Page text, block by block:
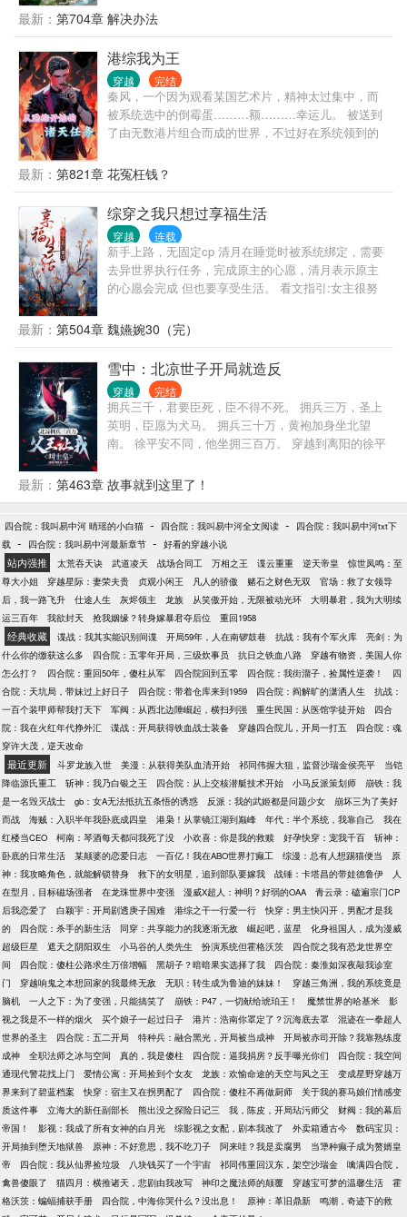
最新： 第704章 解决办法
港综我为王
穿越 完结
秦风，一个因为观看某国艺术片，精神太过集中，而
被系统选中的倒霉蛋………额………幸运儿。 被送到
了由无数港片组合而成的世界，不过好在系统领到的
了完成系统任务，他主动成为马军（杀破狼男主角）
的线人，他靠着脑海里残存的剧情记忆，他征服一个
个挡在前方的敌人，终于站在了港岛之巅。 港岛乱不
乱，疯哥说的算。
最新： 第821章 花冤枉钱？
综穿之我只想过享福生活
穿越 连载
新手上路，无固定cp 清月在睡觉时被系统绑定，需要
去异世界执行任务，完成原主的心愿，清月表示原主
的心愿会完成 但也要享受生活。 看文指引:女主很努
是好人。 世界一:陈婉茵（已完结） 世界二:关雎尔
（cp原创男主）（已完结） 世界三:知否白氏（已完
结） 世界四:富察仪欣（正在更新中）
最新： 第504章 魏嬿婉30（完）
雪中：北凉世子开局就造反
穿越 完结
拥兵三千，君要臣死，臣不得不死。 拥兵三万，圣上
英明，臣愿为犬马。 拥兵三十万，黄袍加身坐北望
南。 徐平安不同，他坐拥三百万。 穿越到离阳的徐平
显着，镇守北凉，压得北莽大军不敢南下，但离阳赵
家天子猜忌和掣肘北凉，就连北凉粮草都要克扣，甚
自己母亲。 杀母之仇，不共戴天！ 此仇不报，人神共
戮！ 恰逢此时，系统降临，开局奖励三百万大军。 坐
拥三百万，徐平安决定反了。 本来就是我老子打下的
江山，赵家天子算个屁。
最新： 第463章 故事就到这里了！
四合院：我叫易中河 晴瑶的小白猫 - 四合院：我叫易中河全文阅读 -
四合院：我叫易中河txt下
载 - 四合院：我叫易中河最新章节 - 好看的穿越小说
站内强推 太荒吞天诀 武道凌天 战场合同工 万相之王 谍云重重 逆天帝皇
惊世凤鸣：至
尊大小姐
穿越星际：妻荣夫贵 贞观小闲王 凡人的骄傲 赌石之财色无双
官场：救了女领导
后，我一路飞升
仕途人生 灰烬领主 龙族 从笑傲开始，无限被动光环
大明暴君，我为大明续
运三百年
我欲封天 抢我姻缘？转身嫁暴君夺后位 重回1958
经典收藏 谍战：我其实能识别间谍 开局59年，人在南锣鼓巷 抗战：我有个军火库
亮剑：为
什么你的缴获这么多
四合院：五零年开局，三级炊事员 抗日之铁血八路
穿越有物资，美国人你
怎么打？
四合院：重回50年，傻柱从军 四合院回到五零 四合院：我街溜子，捡属性逆袭！
四
合院：天坑局，带妹过上好日子
四合院：带着仓库来到1959 四合院：阎解旷的潇洒人生
抗战：
一百个装甲师帮我打天下
军阀：从西北边陲崛起，横扫列强 重生民国：从医馆学徒开始
四合
院：我在火红年代挣外汇
谍战：开局获得铁血战士装备 穿越四合院儿，开局一打五
四合院：魂
穿许大茂，逆天改命
最近更新 斗罗龙族入世 美漫：从获得美队血清开始 祁同伟握大狙，监督沙瑞金侯亮平
当铠
降临源氏重工
斩神：我乃白银之王 四合院：从上交核潜艇技术开始 小马反派策划师
崩铁：我
是一名毁灭战士
gb：女A无法抵抗五条悟的诱惑 反派：我的武姬都是问题少女
崩坏三为了美好
而战
海贼：入职半年我卧底成四皇 港枭！从掌镜江湖到巅峰 年代：半个系统，我靠自己
我在
红楼当CEO
柯南：琴酒每天都问我死了没 小欢喜：你是我的救赎 好孕快穿：宠我千百
斩神：
卧底的日常生活
某颠婆的恋爱日志 一百亿！我在ABO世界打癫工 综漫：总有人想踢猫便当
原
神：我攻略角色，就能解锁替身
救下的女明星，追到部队要嫁我 战锤：卡塔昌的带娃德鲁伊
人
在型月，目标磁场强者
在龙珠世界中变强 漫威X超人：神明？好弱的OAA
青云录：磕遍宗门CP
后我恋爱了
白颖宇：开局剧透庚子国难 港综之干一行爱一行
快穿：男主快闪开，男配才是我
的
四合院：杀手的新生活 同穿：共享能力的我逐渐无敌 崛起吧，蓝星
化身祖国人，成为漫威
超级巨星
遮天之阴阳双生 小马谷的人类先生 扮演系统但霍格沃茨
四合院之我有恐龙世界空
间
四合院：傻柱公路求生万倍增幅 黑胡子？暗暗果实选择了我
四合院：秦淮如深夜敲我诊室
门
穿越响鬼之本想回家的我最终无敌 无职：转生成为鲁迪的妹妹！
穿越三角洲，我的系统竟是
脑机
一人之下：为了变强，只能搞笑了 崩铁：P47，一切献给琥珀王！ 魔禁世界的哈基米
影
视之我是不一样的烟火
买个娘子一起过日子 港片：浩南你罩定了？沉海底去罩
混迹在一拳超人
世界的圣主
四合院：五二开局 特种兵：融合黑光，开局被当成神
开局被赤司开除？我靠熟练度
成神
全职法师之冰与空间 真的，我是傻柱 四合院：逼我捐房？反手曝光你们
四合院：我空间
通现代警花找上门
爱情公寓：开局捡到个女友 龙族：欢愉命途的天空与风之王
变成星野穿越万
界来到了碧蓝档案
快穿：宿主又在拐男配了 四合院：傻柱不再做厨师
关于我的赛马娘们情感变
质这件事
立海大的新任副部长 熊出没之探险日记三 我，陈皮，开局玷污师父
财阀：我的幕后
帝国！
影视：我成了所有女神的白月光 综影视之女配，剧本我改了 外卖箱通古今
数码宝贝：
开局抽到堕天地狱兽
原神：不好意思，我不吃刀子 阿来哇？我是卖腐男
当犟种癫子成为赘婿皇
帝
四合院：我从仙界捡垃圾 八块钱买了一个宇宙 祁同伟重回汉东，架空沙瑞金
噙满四合院，
禽兽傻眼了
猫四月：横推诸天，悲剧由我改写 神印之魔法师的颠覆 穿越宝可梦的温馨生活
霍
格沃茨：蝙蝠捕获手册
四合院，中海你哭什么？没出息！ 原神：革旧鼎新
鸣潮，奇迹下的救